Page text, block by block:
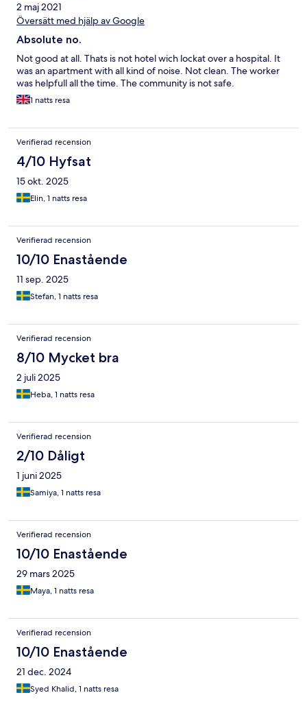
2 maj 2021
Översätt med hjälp av Google
Absolute no.
Not good at all. Thats is not hotel wich lockat over a hospital. It
was an apartment with all kind of noise. Not clean. The worker
was helpfull all the time. The community is not safe.
1 natts resa
Verifierad recension
4/10 Hyfsat
15 okt. 2025
Elin, 1 natts resa
Verifierad recension
10/10 Enastående
11 sep. 2025
Stefan, 1 natts resa
Verifierad recension
8/10 Mycket bra
2 juli 2025
Heba, 1 natts resa
Verifierad recension
2/10 Dåligt
1 juni 2025
Samiya, 1 natts resa
Verifierad recension
10/10 Enastående
29 mars 2025
Maya, 1 natts resa
Verifierad recension
10/10 Enastående
21 dec. 2024
Syed Khalid, 1 natts resa